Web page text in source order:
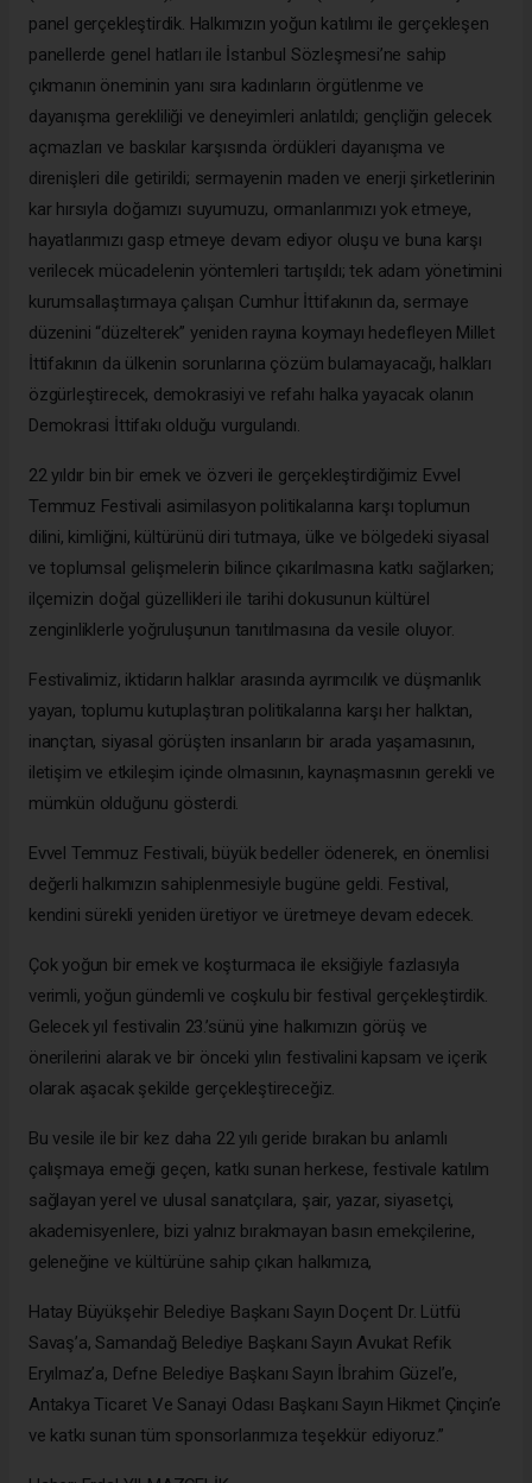
panel gerçekleştirdik. Halkımızın yoğun katılımı ile gerçekleşen
panellerde genel hatları ile İstanbul Sözleşmesi’ne sahip
çıkmanın öneminin yanı sıra kadınların örgütlenme ve
dayanışma gerekliliği ve deneyimleri anlatıldı; gençliğin gelecek
açmazları ve baskılar karşısında ördükleri dayanışma ve
direnişleri dile getirildi; sermayenin maden ve enerji şirketlerinin
kar hırsıyla doğamızı suyumuzu, ormanlarımızı yok etmeye,
hayatlarımızı gasp etmeye devam ediyor oluşu ve buna karşı
verilecek mücadelenin yöntemleri tartışıldı; tek adam yönetimini
kurumsallaştırmaya çalışan Cumhur İttifakının da, sermaye
düzenini “düzelterek” yeniden rayına koymayı hedefleyen Millet
İttifakının da ülkenin sorunlarına çözüm bulamayacağı, halkları
özgürleştirecek, demokrasiyi ve refahı halka yayacak olanın
Demokrasi İttifakı olduğu vurgulandı.
22 yıldır bin bir emek ve özveri ile gerçekleştirdiğimiz Evvel
Temmuz Festivali asimilasyon politikalarına karşı toplumun
dilini, kimliğini, kültürünü diri tutmaya, ülke ve bölgedeki siyasal
ve toplumsal gelişmelerin bilince çıkarılmasına katkı sağlarken;
ilçemizin doğal güzellikleri ile tarihi dokusunun kültürel
zenginliklerle yoğruluşunun tanıtılmasına da vesile oluyor.
Festivalimiz, iktidarın halklar arasında ayrımcılık ve düşmanlık
yayan, toplumu kutuplaştıran politikalarına karşı her halktan,
inançtan, siyasal görüşten insanların bir arada yaşamasının,
iletişim ve etkileşim içinde olmasının, kaynaşmasının gerekli ve
mümkün olduğunu gösterdi.
Evvel Temmuz Festivali, büyük bedeller ödenerek, en önemlisi
değerli halkımızın sahiplenmesiyle bugüne geldi. Festival,
kendini sürekli yeniden üretiyor ve üretmeye devam edecek.
Çok yoğun bir emek ve koşturmaca ile eksiğiyle fazlasıyla
verimli, yoğun gündemli ve coşkulu bir festival gerçekleştirdik.
Gelecek yıl festivalin 23.’sünü yine halkımızın görüş ve
önerilerini alarak ve bir önceki yılın festivalini kapsam ve içerik
olarak aşacak şekilde gerçekleştireceğiz.
Bu vesile ile bir kez daha 22 yılı geride bırakan bu anlamlı
çalışmaya emeği geçen, katkı sunan herkese, festivale katılım
sağlayan yerel ve ulusal sanatçılara, şair, yazar, siyasetçi,
akademisyenlere, bizi yalnız bırakmayan basın emekçilerine,
geleneğine ve kültürüne sahip çıkan halkımıza,
Hatay Büyükşehir Belediye Başkanı Sayın Doçent Dr. Lütfü
Savaş’a, Samandağ Belediye Başkanı Sayın Avukat Refik
Eryılmaz’a, Defne Belediye Başkanı Sayın İbrahim Güzel’e,
Antakya Ticaret Ve Sanayi Odası Başkanı Sayın Hikmet Çinçin’e
ve katkı sunan tüm sponsorlarımıza teşekkür ediyoruz.”